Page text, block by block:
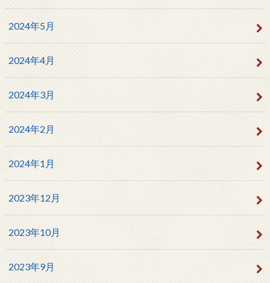
2024年5月
2024年4月
2024年3月
2024年2月
2024年1月
2023年12月
2023年10月
2023年9月